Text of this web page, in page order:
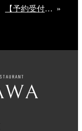
【予約受付開始】竹灯りと楽しむ シェフのおすすめディナーコース »